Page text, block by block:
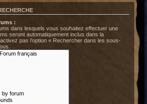
:
dans lesquels vous souhaitez effectuer une
seront automatiquement inclus dans la
pas l’option « Rechercher dans les sous-